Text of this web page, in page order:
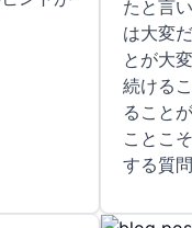
たと言
は大変
とが大
続ける
ること
ことこ
する質